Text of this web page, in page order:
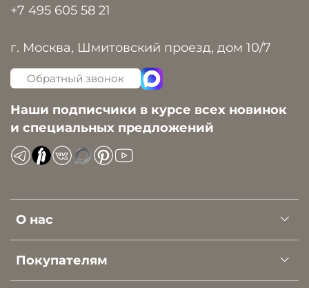
О нас
Покупателям
+7 495 605 58 21
г. Москва, Шмитовский проезд, дом 10/7
Обратный звонок
Наши подписчики в курсе всех новинок
и специальных предложений